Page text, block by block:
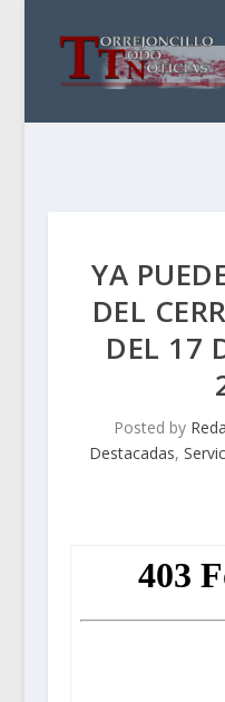
YA
DEL
DEL 17
Posted by
Destacadas,